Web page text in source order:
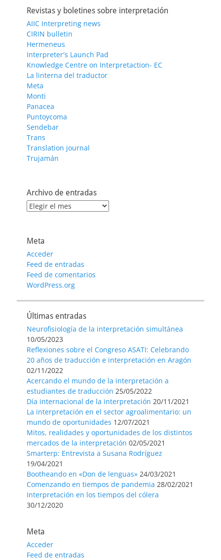
Revistas y boletines sobre interpretación
AIIC Interpreting news
CIRIN bulletin
Hermeneus
Interpreter's Launch Pad
Knowledge Centre on Interpretaction- EC
La linterna del traductor
Meta
Monti
Panacea
Puntoycoma
Sendebar
Trans
Translation journal
Trujamán
Archivo de entradas
Archivo
Meta
Acceder
Feed de entradas
Feed de comentarios
WordPress.org
Últimas entradas
Neurofisiología de la interpretación simultánea
10/05/2023
Reflexiones sobre el Congreso ASATI: Celebrando
20 años de traducción e interpretación en Aragón
02/11/2022
Acercando el mundo de la interpretación a
estudiantes de traducción 25/05/2022
Día internacional de la interpretación 20/11/2021
La interpretación en el sector agroalimentario: un
mundo de oportunidades 12/07/2021
Mitos, realidades y oportunidades de los distintos
mercados de la interpretación 02/05/2021
Smarterp: Entrevista a Susana Rodríguez
19/04/2021
Bootheando en «Don de lenguas» 24/03/2021
Comenzando en tiempos de pandemia 28/02/2021
Interpretación en los tiempos del cólera
30/12/2020
Meta
Acceder
Feed de entradas